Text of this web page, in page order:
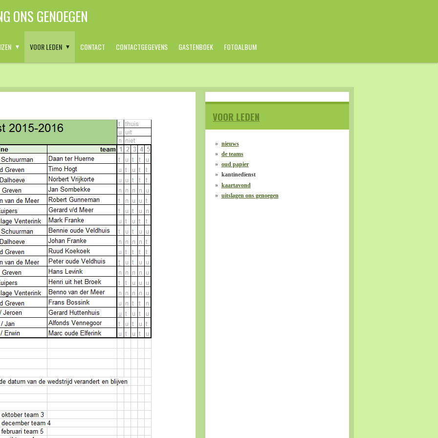
ONS GENOEGEN
VOOR LEDEN CONTACT CONTACTGEGEVENS GASTENBOEK FOTOALBUM
VOOR LEDEN
nieuws
de teams
oud papier
kantinedienst
kaartavond
uitslagen ons genoegen